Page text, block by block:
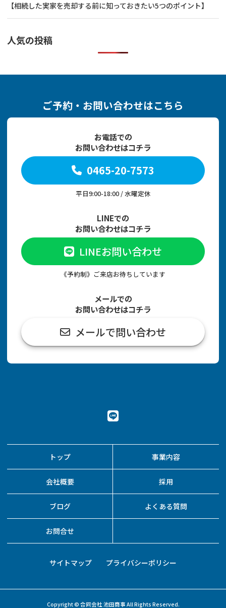
【相続した実家を売却する前に知っておきたい5つのポイント】
人気の投稿
ご予約・お問い合わせはこちら
お電話での
お問い合わせはコチラ
0465-20-7573
平日9:00-18:00 / 水曜定休
LINEでの
お問い合わせはコチラ
LINEお問い合わせ
《予約制》ご来店お待ちしています
メールでの
お問い合わせはコチラ
メールで問い合わせ
トップ 事業内容
会社概要 採用
ブログ よくある質問
お問合せ
サイトマップ プライバシーポリシー
Copyright © 合同会社 池田商事 All Rights Reserved.